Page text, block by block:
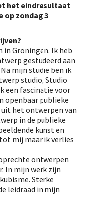
het eindresultaat
op zondag 3
in Groningen. Ik heb
gestudeerd aan
mijn studie ben ik
studio, Studio
een fascinatie voor
openbaar publieke
het ontwerpen van
in de publieke
kunst en
mij maar ik verlies
ontwerpen
In mijn werk zijn
Sterke
leidraad in mijn